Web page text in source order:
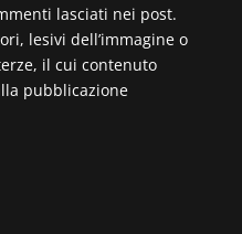
lasciati nei post.
lesivi dell’immagine o
il cui contenuto
pubblicazione